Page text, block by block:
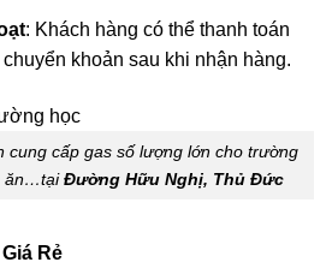
: Khách hàng có thể thanh toán
khoản sau khi nhận hàng.
cung cấp gas số lượng lớn cho trường
ăn…tạiĐường Hữu Nghị, Thủ Đức
Rẻ